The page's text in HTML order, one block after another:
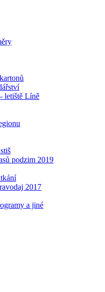
letiště Líně
podzim 2019
2017
a jiné